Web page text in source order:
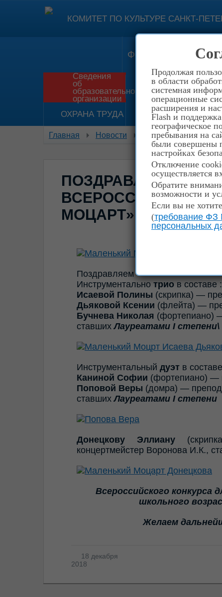
Продолжая
в области
системная
операционные
расширения и
Flash и
географическое
пребывания на
были совершены
настройках
Отключение
осуществляется
Обратите
возможности и
Если вы не
(требование ФЗ
персональных
КОМИТЕТ ПО КУЛЬТУРЕ САНКТ-
Форма обратной
Сведения
об
образовательной
организации
Приём в школу
ОХРАНА ТРУДА НЕТ КОРРУПЦИИ!
Главная Новости Поздравляем
ПОЗДРАВЛЯЕМ
ВСЕРОССИЙСКОГО
МОЦАРТ»
Поздравляем
Инструментально трио в составе :
Исаевой Полины (скрипка) —
Дьяковой Ксении (флейта) —
Бучнева Николая (фортепиано)
ставшихЛауреатами I степени\
Инструментальный дуэт в
Каниной Софии (фортепиано) —
Поповой Веры (домра) —
ставшихЛауреатами I степени
Донецкову Эллиану
концертмейстер Воронова И.К.,
Всероссийского конкурса
школьного
Желаем
18 декабря
2018